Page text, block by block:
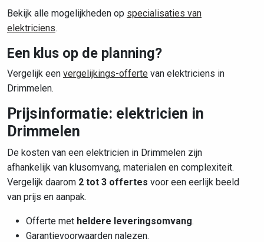
Bekijk alle mogelijkheden op specialisaties van
elektriciens.
Een klus op de planning?
Vergelijk een vergelijkings-offerte van elektriciens in
Drimmelen.
Prijsinformatie: elektricien in
Drimmelen
De kosten van een elektricien in Drimmelen zijn
afhankelijk van klusomvang, materialen en complexiteit.
Vergelijk daarom 2 tot 3 offertes voor een eerlijk beeld
van prijs en aanpak.
Offerte met heldere leveringsomvang.
Garantievoorwaarden nalezen.